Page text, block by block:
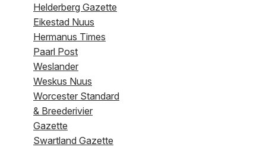
Helderberg Gazette
Eikestad Nuus
Hermanus Times
Paarl Post
Weslander
Weskus Nuus
Worcester Standard
& Breederivier
Gazette
Swartland Gazette